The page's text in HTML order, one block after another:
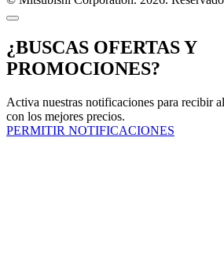
¿BUSCAS OFERTAS Y
PROMOCIONES?
Activa nuestras notificaciones para recibir
con los mejores precios.
PERMITIR NOTIFICACIONES